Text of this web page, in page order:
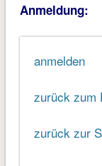
Anmeldung:
anmelden
zurück zum
zurück zur